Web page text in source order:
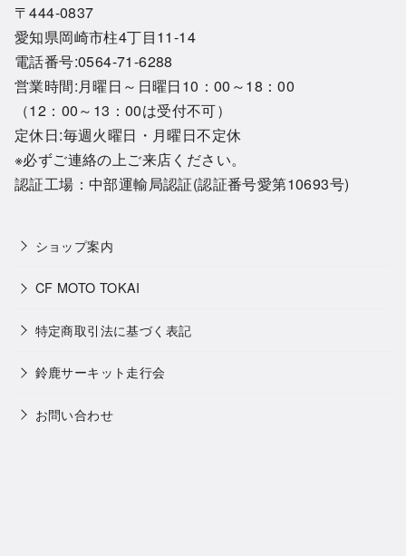
〒444-0837
愛知県岡崎市柱4丁目11-14
電話番号:0564-71-6288
営業時間:月曜日～日曜日10：00～18：00
（12：00～13：00は受付不可）
定休日:毎週火曜日・月曜日不定休
※必ずご連絡の上ご来店ください。
認証工場：中部運輸局認証(認証番号愛第10693号)
ショップ案内
CF MOTO TOKAI
特定商取引法に基づく表記
鈴鹿サーキット走行会
お問い合わせ